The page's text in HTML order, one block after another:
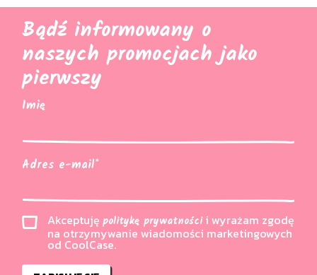
Bądź informowany o
naszych promocjach jako
pierwszy
Imię
Akceptuję i wyrażam zgodę
na otrzymywanie wiadomości marketingowych
od CoolCase.
ZAPISUJĘ SIĘ